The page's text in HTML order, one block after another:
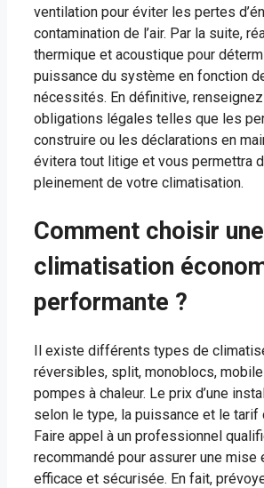
ventilation pour éviter les pertes
contamination de l’air. Par la suite,
thermique et acoustique pour
puissance du système en fonction
nécessités. En définitive,
obligations légales telles que les
construire ou les déclarations en
évitera tout litige et vous permettra
pleinement de votre climatisation.
Comment choisir une
climatisation
performante ?
Il existe différents types de
réversibles, split, monoblocs,
pompes à chaleur. Le prix d’une
selon le type, la puissance et le tarif
Faire appel à un professionnel
recommandé pour assurer une mise
efficace et sécurisée. En fait,